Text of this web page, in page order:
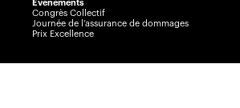
Événements
Congrès Collectif
Journée de l’assurance de dommages
Prix Excellence